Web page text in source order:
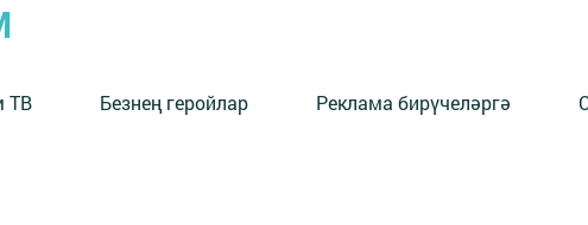
ТВ Безнең геройлар Реклама бирүчеләргә